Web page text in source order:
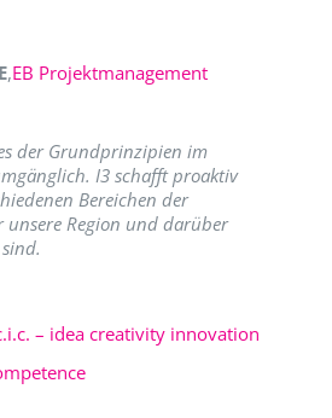
,EB Projektmanagement
der Grundprinzipien im
I3 schafft proaktiv
Bereichen der
Region und darüber
– idea creativity innovation